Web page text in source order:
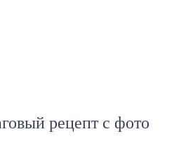
рецепт с фото